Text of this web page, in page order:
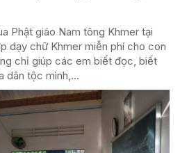
Phật giáo Nam tông Khmer tại
dạy chữ Khmer miễn phí cho con
chỉ giúp các em biết đọc, biết
dân tộc mình,...